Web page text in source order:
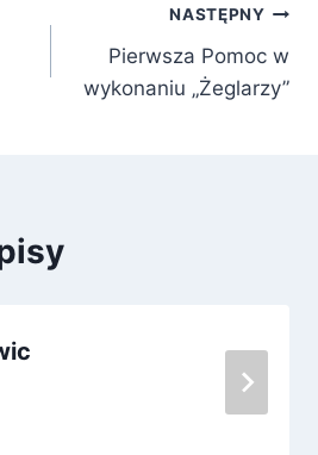
NASTĘPNY
Pierwsza Pomoc w
wykonaniu „Żeglarzy”